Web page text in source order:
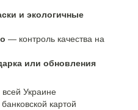
и экологичные
— контроль качества на
или обновления
Украине
картой